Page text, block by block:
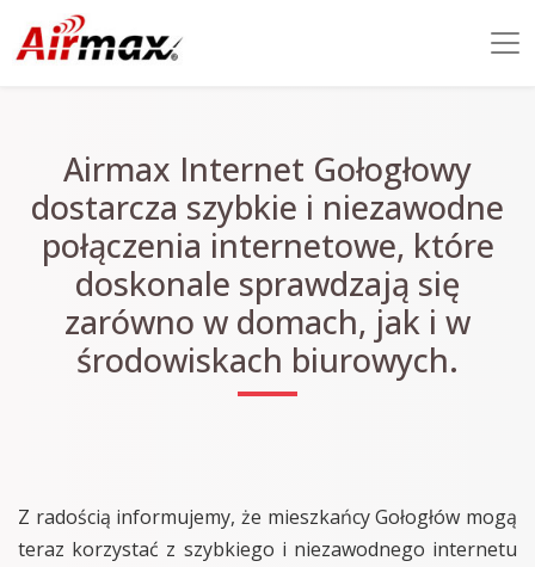
Airmax Internet Gołogłowy
dostarcza szybkie i niezawodne
połączenia internetowe, które
doskonale sprawdzają się
zarówno w domach, jak i w
środowiskach biurowych.
Z radością informujemy, że mieszkańcy Gołogłów mogą
teraz korzystać z szybkiego i niezawodnego internetu